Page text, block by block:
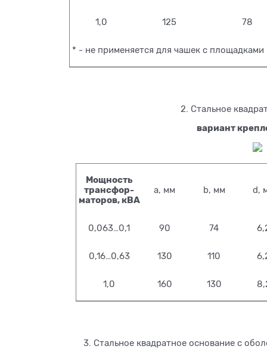
1,0 125 78
* - не применяется для чашек с площадками
2. Стальное
вариант
Мощность
трансфор-
маторов, кВА
a, мм b, мм d,
0,063…0,1 90 74
0,16…0,63 130 110
1,0 160 130
3. Стальное квадратное основание с